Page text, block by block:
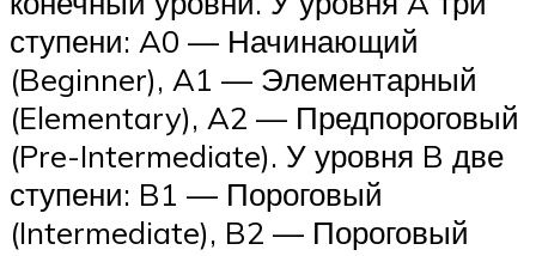
ступени: A0 — Начинающий
(Beginner), A1 — Элементарный
(Elementary), A2 — Предпороговый
(Pre-Intermediate). У уровня B две
ступени: B1 — Пороговый
(Intermediate), B2 — Пороговый